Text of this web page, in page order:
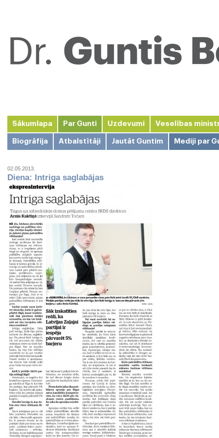
Sākumlapa Par Gunti
Biogrāfija Atbalstītāji Jautāt Guntim Mediji par
Uzdevumi Veselības
02.05.2013.
Diena: Intriga saglabājas